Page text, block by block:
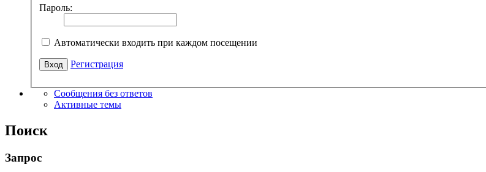
Пароль:
Автоматически входить при каждом посещении
Регистрация
Сообщения без ответов
Активные темы
Поиск
Запрос